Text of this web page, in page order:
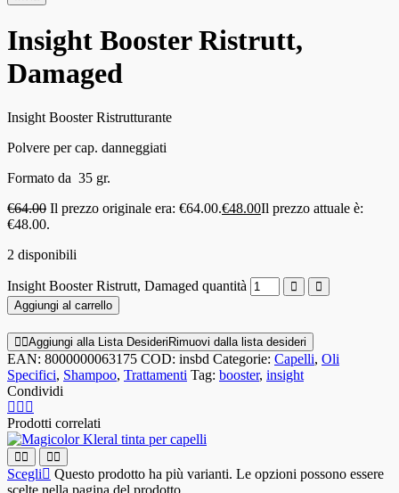
Insight Booster Ristrutt,
Damaged
Insight Booster Ristrutturante
Polvere per cap. danneggiati
Formato da 35 gr.
€64.00 Il prezzo originale era: €64.00.€48.00Il prezzo attuale è:
€48.00.
2 disponibili
Insight Booster Ristrutt, Damaged quantità
Aggiungi al carrello
Aggiungi alla Lista Desideri Rimuovi dalla lista desideri
EAN: 8000000063175 COD: insbd Categorie: Capelli, Oli
Specifici, Shampoo, Trattamenti Tag: booster, insight
Condividi
Prodotti correlati
Scegli
Questo prodotto ha più varianti. Le opzioni possono essere
scelte nella pagina del prodotto